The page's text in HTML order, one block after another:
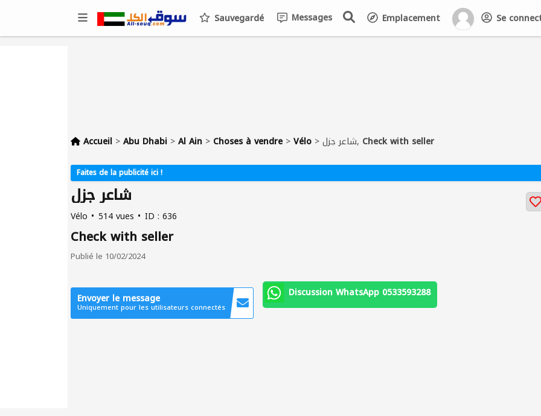
Se
Emplacement
Messages
Sauvegardé
Accueil >Abu Dhabi >Al Ain > Choses à vendre >Vélo > شاعر جزل, Check with seller
Faites de la publicité ici !
شاعر جزل
Vélo 514 vues ID : 636
Check with seller
Publié le 10/02/2024
Envoyer le message
Uniquement pour les utilisateurs connectés